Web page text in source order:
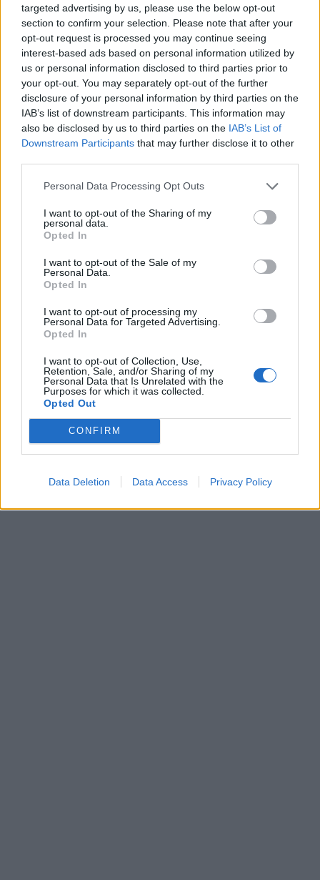
targeted advertising by us, please use the below opt-out
section to confirm your selection. Please note that after your
opt-out request is processed you may continue seeing
interest-based ads based on personal information utilized by
us or personal information disclosed to third parties prior to
your opt-out. You may separately opt-out of the further
disclosure of your personal information by third parties on the
IAB’s list of downstream participants. This information may
also be disclosed by us to third parties on the IAB’s List of
Downstream Participants that may further disclose it to other
Personal Data Processing Opt Outs
I want to opt-out of the Sharing of my
personal data.
Opted In
I want to opt-out of the Sale of my
Personal Data.
Opted In
I want to opt-out of processing my
Personal Data for Targeted Advertising.
Opted In
I want to opt-out of Collection, Use,
Retention, Sale, and/or Sharing of my
Personal Data that Is Unrelated with the
Purposes for which it was collected.
Opted Out
CONFIRM
Data Deletion Data Access Privacy Policy